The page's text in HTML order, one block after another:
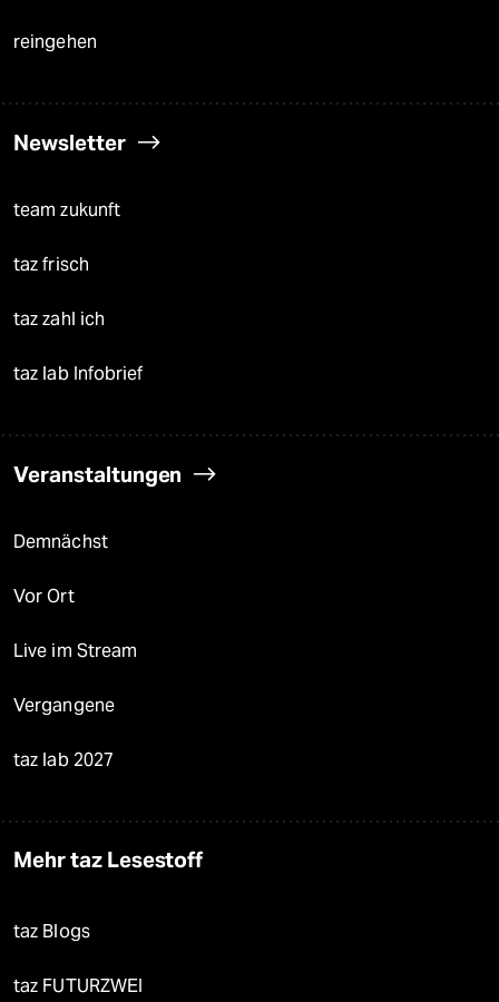
reingehen
Newsletter
team zukunft
taz frisch
taz zahl ich
taz lab Infobrief
Veranstaltungen
Demnächst
Vor Ort
Live im Stream
Vergangene
taz lab 2027
Mehr taz Lesestoff
taz Blogs
taz FUTURZWEI